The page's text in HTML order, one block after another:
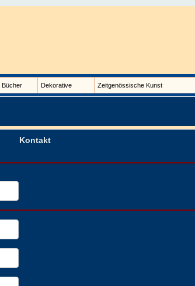
Bücher Dekorative Zeitgenössische Kunst
Kontakt